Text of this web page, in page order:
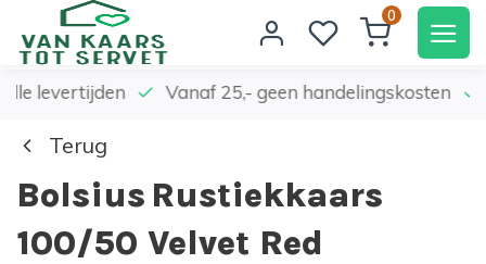
0
levertijden Vanaf 25,- geen handelingskosten
Terug
Bolsius Rustiekkaars
100/50 Velvet Red